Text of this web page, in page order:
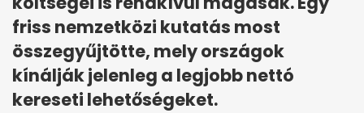
friss nemzetközi kutatás most
összegyűjtötte, mely országok
kínálják jelenleg a legjobb nettó
kereseti lehetőségeket.